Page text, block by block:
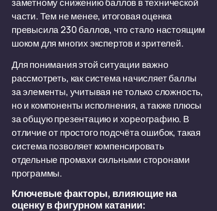
части. Тем не менее, итоговая оценка
превысила 230 баллов, что стало настоящим
шоком для многих экспертов и зрителей.
Для понимания этой ситуации важно
рассмотреть, как система начисляет баллы
за элементы, учитывая не только сложность,
но и компоненты исполнения, а также плюсы
за общую презентацию и хореографию. В
отличие от простого подсчёта ошибок, такая
система позволяет компенсировать
отдельные промахи сильными сторонами
программы.
Ключевые факторы, влияющие на
оценку в фигурном катании: